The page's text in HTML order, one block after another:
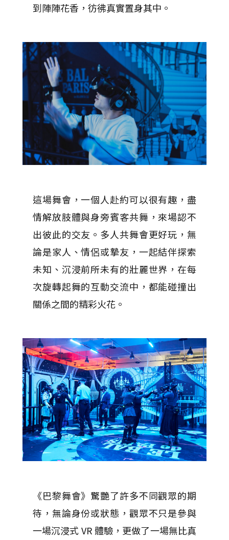
到陣陣花香，彷彿真實置身其中。
這場舞會，一個人赴約可以很有趣，盡
情解放肢體與身旁賓客共舞，來場認不
出彼此的交友。多人共舞會更好玩，無
論是家人、情侶或摯友，一起結伴探索
未知、沉浸前所未有的壯麗世界，在每
次旋轉起舞的互動交流中，都能碰撞出
關係之間的精彩火花。
《巴黎舞會》驚艷了許多不同觀眾的期
待，無論身份或狀態，觀眾不只是參與
一場沉浸式 VR 體驗，更做了一場無比真